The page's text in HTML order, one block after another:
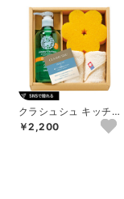
クラシュシュ キッチ
ンソープギフト D
￥2,200